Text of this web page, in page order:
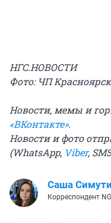
НГС.НОВОСТИ
Фото: ЧП
Новости, мемы и
«ВКонтакте».
Новости и фото
(WhatsApp, Viber,
Саша
Корреспондент